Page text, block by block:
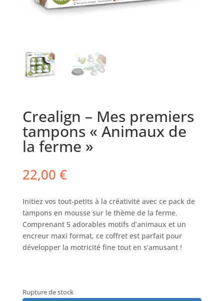
Crealign – Mes premiers
tampons « Animaux de
la ferme »
22,00 €
Initiez vos tout-petits à la créativité avec ce pack de
tampons en mousse sur le thème de la ferme.
Comprenant 5 adorables motifs d’animaux et un
encreur maxi format, ce coffret est parfait pour
développer la motricité fine tout en s’amusant !
Rupture de stock